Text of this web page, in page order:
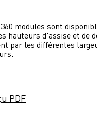
modules sont
hauteurs d'assise et de
par les différentes
PDF